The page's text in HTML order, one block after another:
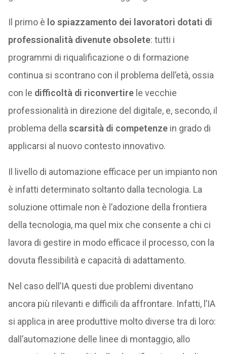
Il primo è lo spiazzamento dei lavoratori dotati di
professionalità divenute obsolete: tutti i
programmi di riqualificazione o di formazione
continua si scontrano con il problema dell’età, ossia
con le difficoltà di riconvertirele vecchie
professionalità in direzione del digitale, e, secondo, il
problema della scarsità di competenze in grado di
applicarsi al nuovo contesto innovativo.
Il livello di automazione efficace per un impianto non
è infatti determinato soltanto dalla tecnologia. La
soluzione ottimale non è l’adozione della frontiera
della tecnologia, ma quel mix che consente a chi ci
lavora di gestire in modo efficace il processo, con la
dovuta flessibilità e capacità di adattamento.
Nel caso dell’IA questi due problemi diventano
ancora più rilevanti e difficili da affrontare. Infatti, l’IA
si applica in aree produttive molto diverse tra di loro:
dall’automazione delle linee di montaggio, allo